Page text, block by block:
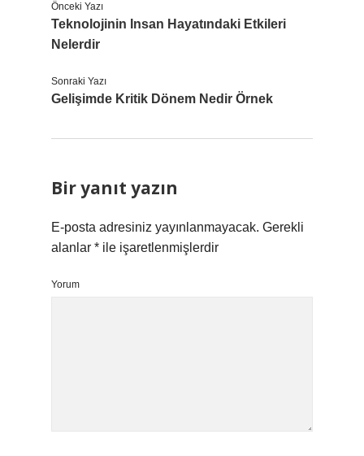
Önceki Yazı
Teknolojinin Insan Hayatındaki Etkileri
Nelerdir
Sonraki Yazı
Gelişimde Kritik Dönem Nedir Örnek
Bir yanıt yazın
E-posta adresiniz yayınlanmayacak. Gerekli
alanlar * ile işaretlenmişlerdir
Yorum